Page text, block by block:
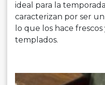
ideal para la
caracterizan por ser
lo que los hace
templados.